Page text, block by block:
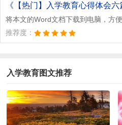
《【热门】入学教育心得体会六
将本文的Word文档下载到电脑，方
推荐度：
入学教育图文推荐